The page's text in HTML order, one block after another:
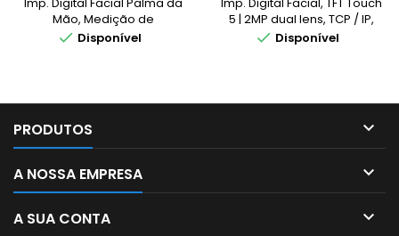
PALMA ID M.
TEMPERATURA
Mão, Medição de
Temperatura simultânea,
Templates Faciais | 6.000
Templates da Palma | 1 ano
Garantia,
 Disponível
5 | 2MP dual lens, TCP / IP,
Wi-Fi | RS485, 10.000
Loudspeaker | 1 ano
 Disponível
PRODUTOS 
A NOSSA EMPRESA 
A SUA CONTA 